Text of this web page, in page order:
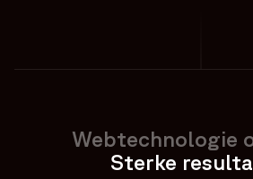
Webtechnologie
Sterke